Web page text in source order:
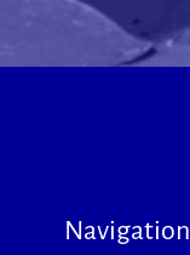
Navigation